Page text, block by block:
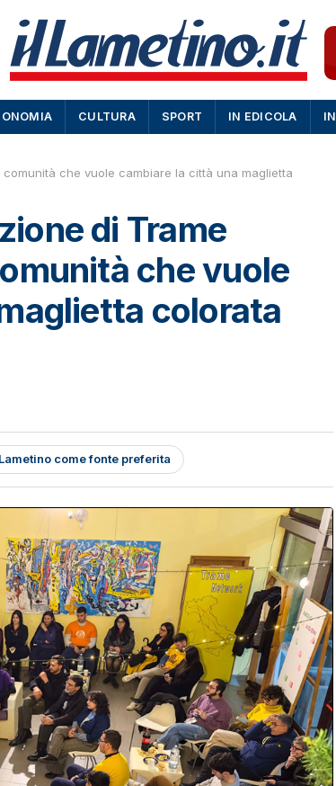
CULTURA SPORT IN EDICOLA
che vuole cambiare la città una maglietta
di Trame
che vuole
colorata
come fonte preferita